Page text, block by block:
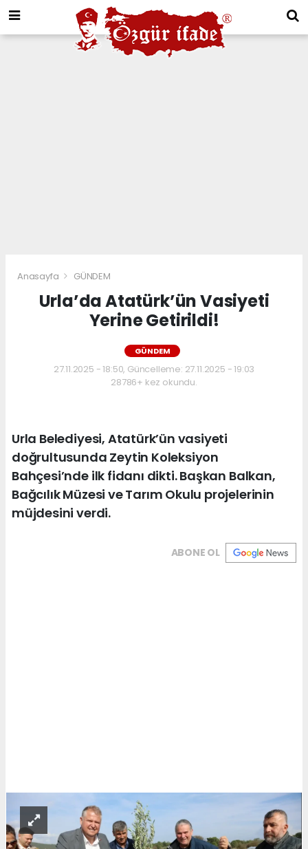
Anasayfa GÜNDEM
Urla’da Atatürk’ün Vasiyeti
Yerine Getirildi!
GÜNDEM
27.11.2025 - 18:50, Güncelleme: 27.11.2025 - 19:03
28786+ kez okundu.
Urla Belediyesi, Atatürk’ün vasiyeti
doğrultusunda Zeytin Koleksiyon
Bahçesi’nde ilk fidanı dikti. Başkan Balkan,
Bağcılık Müzesi ve Tarım Okulu projelerinin
müjdesini verdi.
ABONE OL